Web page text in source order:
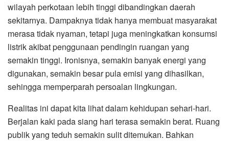
wilayah perkotaan lebih tinggi dibandingkan daerah
sekitarnya. Dampaknya tidak hanya membuat masyarakat
merasa tidak nyaman, tetapi juga meningkatkan konsumsi
listrik akibat penggunaan pendingin ruangan yang
semakin tinggi. Ironisnya, semakin banyak energi yang
digunakan, semakin besar pula emisi yang dihasilkan,
sehingga memperparah persoalan lingkungan.
Realitas ini dapat kita lihat dalam kehidupan sehari-hari.
Berjalan kaki pada siang hari terasa semakin berat. Ruang
publik yang teduh semakin sulit ditemukan. Bahkan